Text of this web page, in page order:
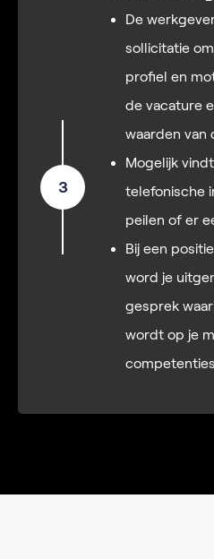
3
De
sollicitatie
profiel en
de vacature
waarden van
Mogelijk
telefonische
peilen of er
Bij een
word je
gesprek
wordt op je